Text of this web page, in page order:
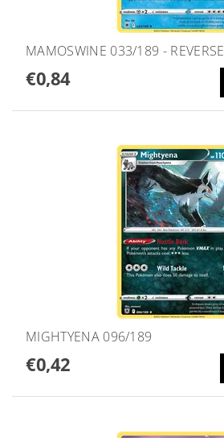
MAMOSWINE 033/189 -
€0,84
MIGHTYENA 096/189
€0,42